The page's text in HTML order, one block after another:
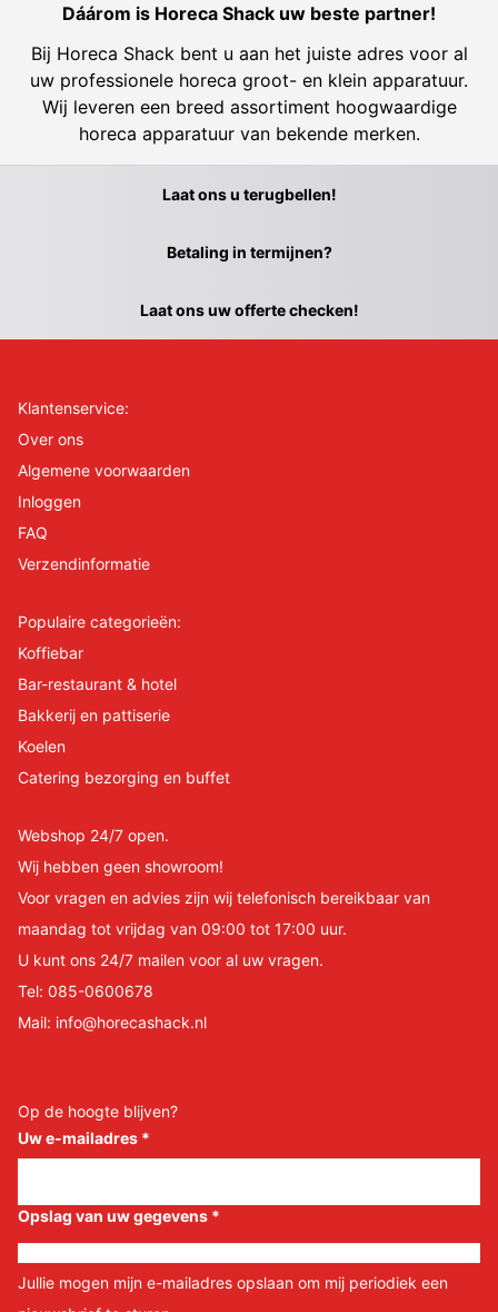
Dáárom is Horeca Shack uw beste partner!
Bij Horeca Shack bent u aan het juiste adres voor al
uw professionele horeca groot- en klein apparatuur.
Wij leveren een breed assortiment hoogwaardige
horeca apparatuur van bekende merken.
Laat ons u terugbellen!
Betaling in termijnen?
Laat ons uw offerte checken!
Klantenservice:
Over ons
Algemene voorwaarden
Inloggen
FAQ
Verzendinformatie
Populaire categorieën:
Koffiebar
Bar-restaurant & hotel
Bakkerij en pattiserie
Koelen
Catering bezorging en buffet
Webshop 24/7 open.
Wij hebben geen showroom!
Voor vragen en advies zijn wij telefonisch bereikbaar van
maandag tot vrijdag van 09:00 tot 17:00 uur.
U kunt ons 24/7 mailen voor al uw vragen.
Tel: 085-0600678
Mail: info@horecashack.nl
Op de hoogte blijven?
Uw e-mailadres *
Opslag van uw gegevens *
Jullie mogen mijn e-mailadres opslaan om mij periodiek een